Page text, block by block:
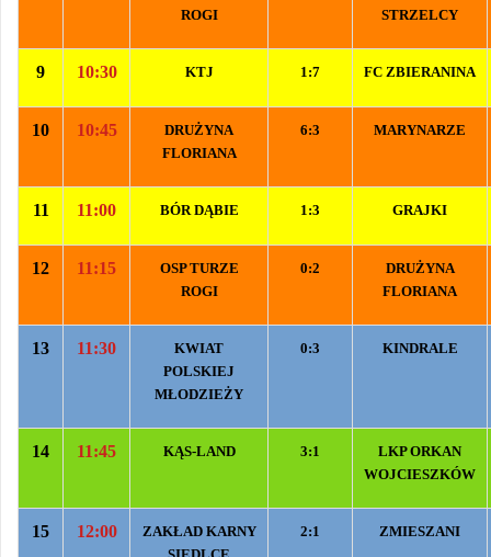
ROGI
STRZELCY
9 10:30 KTJ 1:7 FC ZBIERANINA
10 10:45
DRUŻYNA
FLORIANA
6:3 MARYNARZE
11 11:00 BÓR DĄBIE 1:3 GRAJKI
12 11:15
OSP TURZE
ROGI
0:2
DRUŻYNA
FLORIANA
13 11:30
KWIAT
POLSKIEJ
MŁODZIEŻY
0:3 KINDRALE
14 11:45 KĄS-LAND 3:1
LKP ORKAN
WOJCIESZKÓW
15 12:00
ZAKŁAD KARNY
2:1 ZMIESZANI